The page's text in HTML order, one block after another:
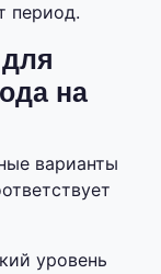
период.
на
варианты
уровень